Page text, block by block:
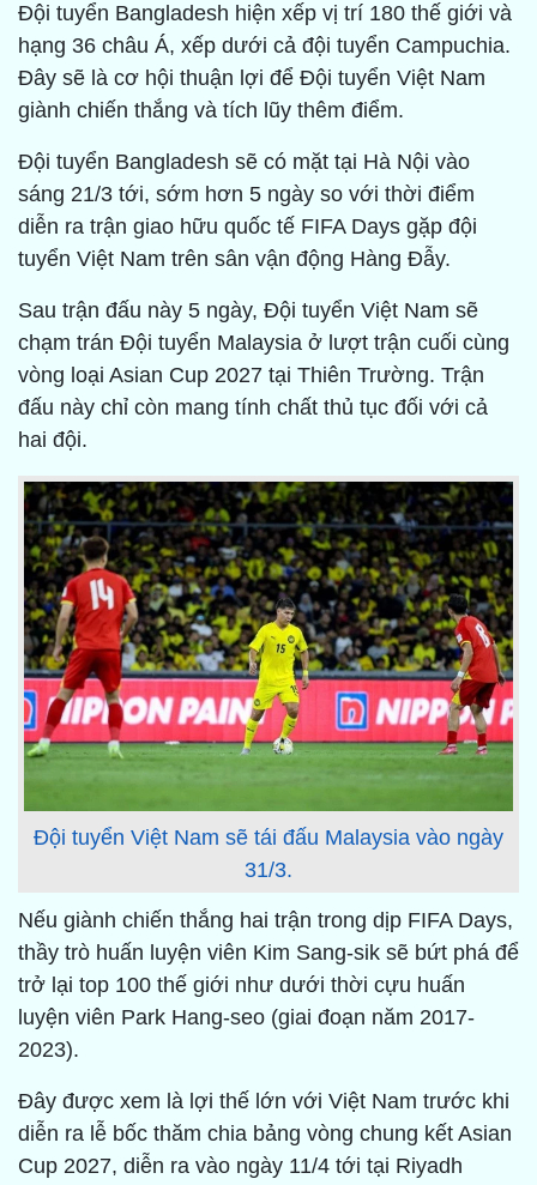
Đội tuyển Bangladesh hiện xếp vị trí 180 thế giới và
hạng 36 châu Á, xếp dưới cả đội tuyển Campuchia.
Đây sẽ là cơ hội thuận lợi để Đội tuyển Việt Nam
giành chiến thắng và tích lũy thêm điểm.
Đội tuyển Bangladesh sẽ có mặt tại Hà Nội vào
sáng 21/3 tới, sớm hơn 5 ngày so với thời điểm
diễn ra trận giao hữu quốc tế FIFA Days gặp đội
tuyển Việt Nam trên sân vận động Hàng Đẫy.
Sau trận đấu này 5 ngày, Đội tuyển Việt Nam sẽ
chạm trán Đội tuyển Malaysia ở lượt trận cuối cùng
vòng loại Asian Cup 2027 tại Thiên Trường. Trận
đấu này chỉ còn mang tính chất thủ tục đối với cả
hai đội.
Đội tuyển Việt Nam sẽ tái đấu Malaysia vào ngày
31/3.
Nếu giành chiến thắng hai trận trong dịp FIFA Days,
thầy trò huấn luyện viên Kim Sang-sik sẽ bứt phá để
trở lại top 100 thế giới như dưới thời cựu huấn
luyện viên Park Hang-seo (giai đoạn năm 2017-
2023).
Đây được xem là lợi thế lớn với Việt Nam trước khi
diễn ra lễ bốc thăm chia bảng vòng chung kết Asian
Cup 2027, diễn ra vào ngày 11/4 tới tại Riyadh